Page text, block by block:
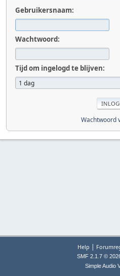
Gebruikersnaam:
Wachtwoord:
Tijd om ingelogd te blijven:
Wachtwoord
Help |
SMF 2.1.7 ©
Simple Audio